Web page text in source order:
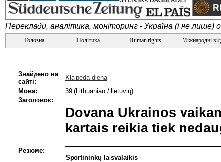
Переклади, аналітика, моніторинг - Україна (і не лише)
Головна Політика Human rights Міжнародні
Знайдено на
сайті:
Klaipeda diena
Мова:
39 (Lithuanian / lietuvių)
Заголовок:
Dovana Ukrainos
kartais reikia tiek
Резюме:
Sportininkų laisvalaikis